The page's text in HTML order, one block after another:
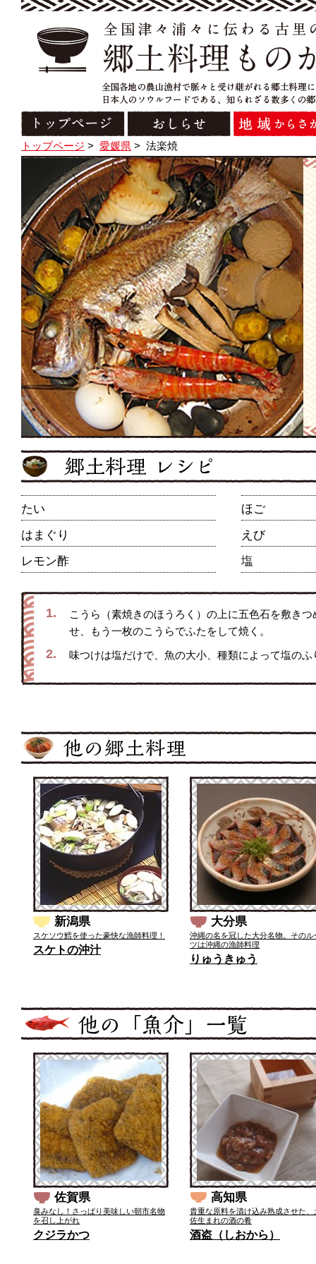
トップページ > 愛媛県 > 法楽焼
たい
ほご
はまぐり
えび
レモン酢
塩
1.
こうら（素焼きのほうろく）の上に五色石を敷き
せ、もう一枚のこうらでふたをして焼く。
2. 味つけは塩だけで、魚の大小、種類によって塩の
新潟県
スケソウ鱈を使った豪快な漁師料理！
スケトの沖汁
大分県
沖縄の名を冠した大分名物。そのル
ツは沖縄の漁師料理
りゅうきゅう
佐賀県
臭みなし！さっぱり美味しい朝市名物
を召し上がれ
クジラかつ
高知県
貴重な原料を漬け込み熟成させた、
佐生まれの酒の肴
酒盗（しおから）